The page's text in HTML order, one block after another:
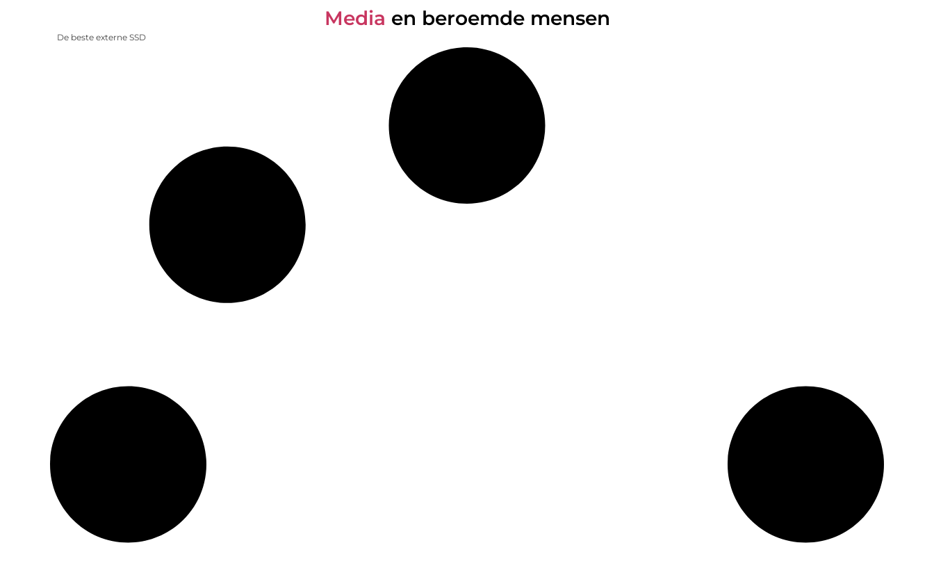
Media en beroemde mensen
De beste externe SSD